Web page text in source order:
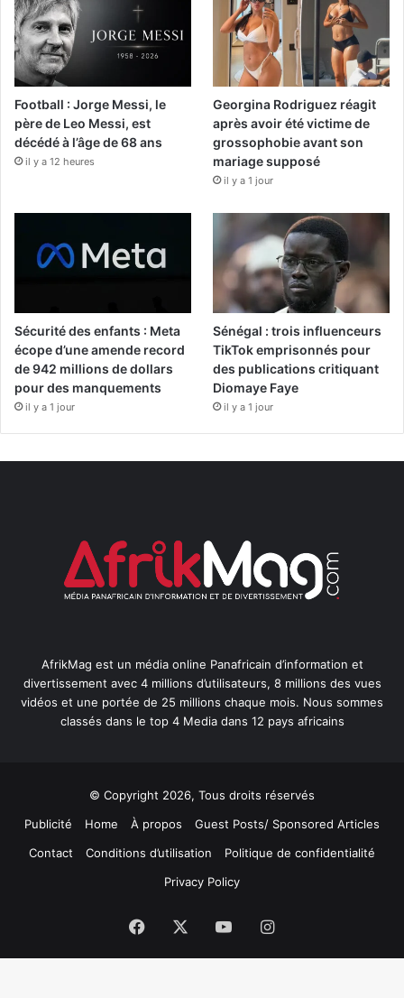
Football : Jorge Messi, le
père de Leo Messi, est
décédé à l’âge de 68 ans
il y a 12 heures
Georgina Rodriguez réagit
après avoir été victime de
grossophobie avant son
mariage supposé
il y a 1 jour
Sécurité des enfants : Meta
écope d’une amende record
de 942 millions de dollars
pour des manquements
il y a 1 jour
Sénégal : trois influenceurs
TikTok emprisonnés pour
des publications critiquant
Diomaye Faye
il y a 1 jour
AfrikMag est un média online Panafricain d’information et
divertissement avec 4 millions d’utilisateurs, 8 millions des vues
vidéos et une portée de 25 millions chaque mois. Nous sommes
classés dans le top 4 Media dans 12 pays africains
© Copyright 2026, Tous droits réservés
Publicité
Home À propos
Guest Posts/ Sponsored Articles
Contact
Conditions d’utilisation
Politique de confidentialité
Privacy Policy
Facebook YouTubeInstagram